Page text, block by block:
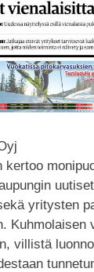
kertoo
yritysten
Kuhmolaisen
villistä